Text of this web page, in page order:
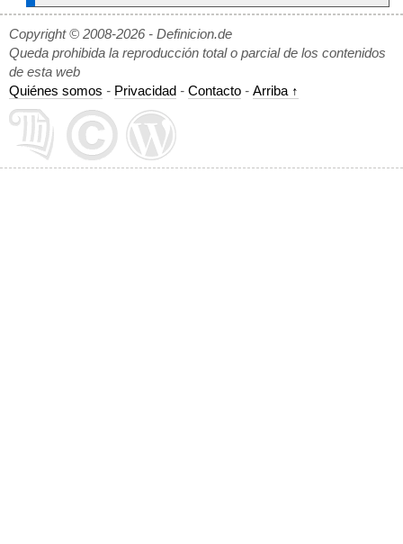
Copyright © 2008-2026 - Definicion.de
Queda prohibida la reproducción total o parcial de los contenidos
de esta web
Quiénes somos - Privacidad - Contacto - Arriba ↑